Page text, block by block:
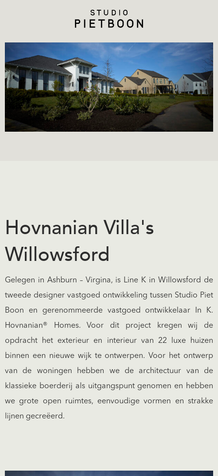
Hovnanian Villa's
Willowsford
Gelegen in Ashburn – Virgina, is Line K in Willowsford de
tweede designer vastgoed ontwikkeling tussen Studio Piet
Boon en gerenommeerde vastgoed ontwikkelaar In K.
Hovnanian® Homes. Voor dit project kregen wij de
opdracht het exterieur en interieur van 22 luxe huizen
binnen een nieuwe wijk te ontwerpen. Voor het ontwerp
van de woningen hebben we de architectuur van de
klassieke boerderij als uitgangspunt genomen en hebben
we grote open ruimtes, eenvoudige vormen en strakke
lijnen gecreëerd.